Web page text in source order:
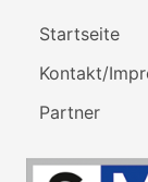
Startseite
Kontakt/
Partner